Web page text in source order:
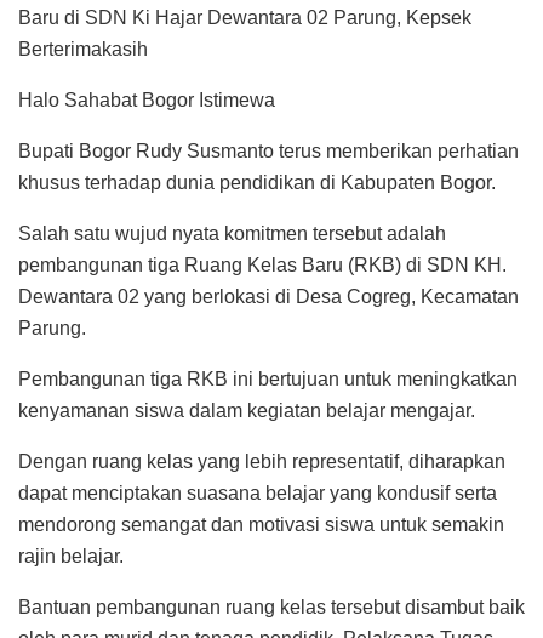
Baru di SDN Ki Hajar Dewantara 02 Parung, Kepsek
Berterimakasih
Halo Sahabat Bogor Istimewa
Bupati Bogor Rudy Susmanto terus memberikan perhatian
khusus terhadap dunia pendidikan di Kabupaten Bogor.
Salah satu wujud nyata komitmen tersebut adalah
pembangunan tiga Ruang Kelas Baru (RKB) di SDN KH.
Dewantara 02 yang berlokasi di Desa Cogreg, Kecamatan
Parung.
Pembangunan tiga RKB ini bertujuan untuk meningkatkan
kenyamanan siswa dalam kegiatan belajar mengajar.
Dengan ruang kelas yang lebih representatif, diharapkan
dapat menciptakan suasana belajar yang kondusif serta
mendorong semangat dan motivasi siswa untuk semakin
rajin belajar.
Bantuan pembangunan ruang kelas tersebut disambut baik